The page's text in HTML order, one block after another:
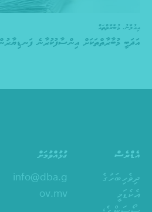
އިއުލާނު, މުބާރާތްތައް
އަދަބީ މުބާރާތްތަކަށް އިންސާފުކުރާނެ
އެޑްރެސް
ދިވެހިބަހުގެ
އެކެޑަމީ
ގުޅުއްވުމަށް
info@dba.g
ov.mv